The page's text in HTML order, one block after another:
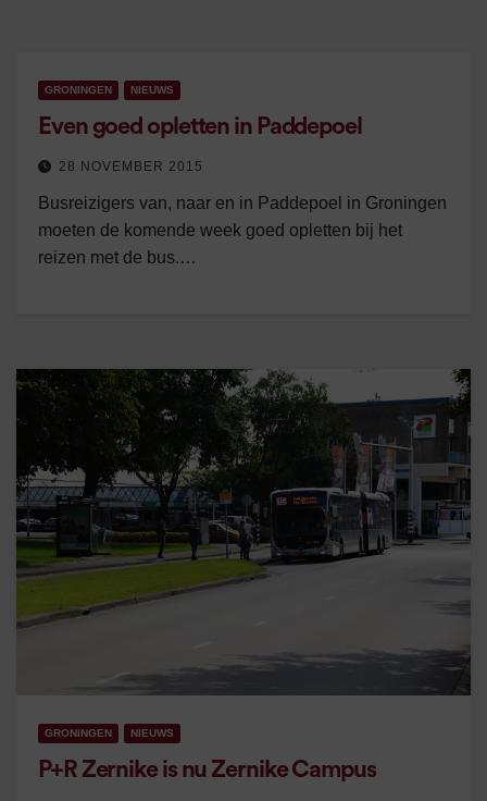
GRONINGEN NIEUWS
Even goed opletten in Paddepoel
28 NOVEMBER 2015
Busreizigers van, naar en in Paddepoel in Groningen
moeten de komende week goed opletten bij het
reizen met de bus.…
GRONINGEN NIEUWS
P+R Zernike is nu Zernike Campus